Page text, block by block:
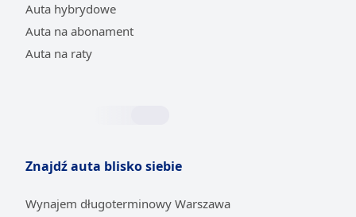
Auta hybrydowe
Auta na abonament
Auta na raty
Znajdź auta blisko siebie
Wynajem długoterminowy Warszawa